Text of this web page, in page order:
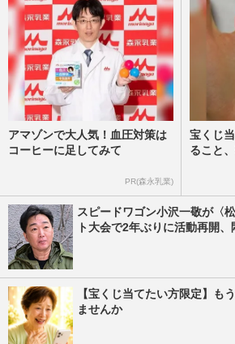
アマゾンで大人気！血圧対策は
コーヒーに足してみて
PR(森永乳業)
宝くじ
ること
スピードワゴン小沢一敬が〈
ト大会で2年ぶりに活動再開、
【宝くじ当てたい方限定】も
ませんか